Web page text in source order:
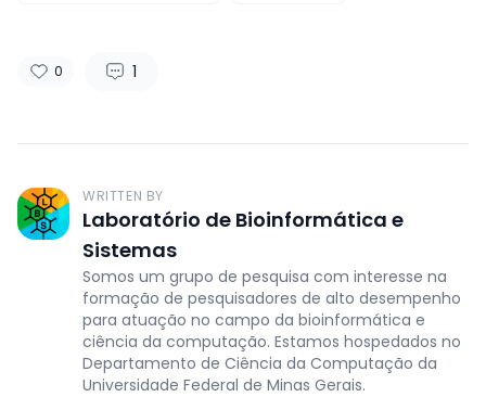
0 1
WRITTEN BY
Laboratório de Bioinformática e
Sistemas
Somos um grupo de pesquisa com interesse na
formação de pesquisadores de alto desempenho
para atuação no campo da bioinformática e
ciência da computação. Estamos hospedados no
Departamento de Ciência da Computação da
Universidade Federal de Minas Gerais.